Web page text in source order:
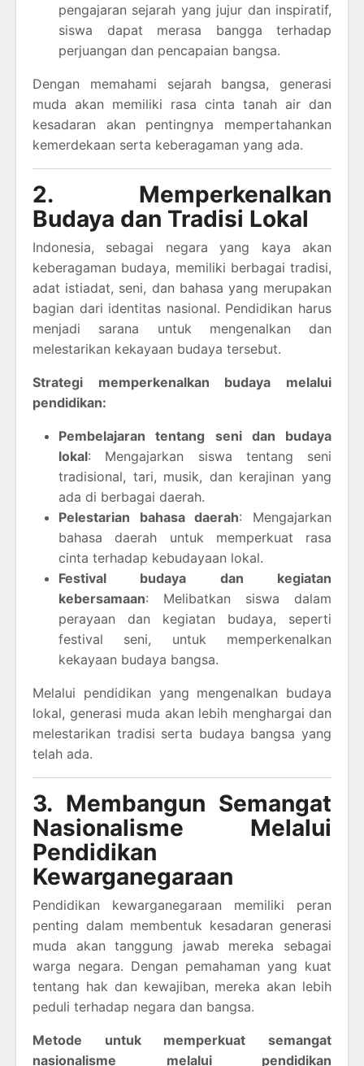
pengajaran sejarah yang jujur dan inspiratif,
siswa dapat merasa bangga terhadap
perjuangan dan pencapaian bangsa.
Dengan memahami sejarah bangsa, generasi
muda akan memiliki rasa cinta tanah air dan
kesadaran akan pentingnya mempertahankan
kemerdekaan serta keberagaman yang ada.
2. Memperkenalkan
Budaya dan Tradisi Lokal
Indonesia, sebagai negara yang kaya akan
keberagaman budaya, memiliki berbagai tradisi,
adat istiadat, seni, dan bahasa yang merupakan
bagian dari identitas nasional. Pendidikan harus
menjadi sarana untuk mengenalkan dan
melestarikan kekayaan budaya tersebut.
Strategi memperkenalkan budaya melalui
pendidikan:
Pembelajaran tentang seni dan budaya
lokal: Mengajarkan siswa tentang seni
tradisional, tari, musik, dan kerajinan yang
ada di berbagai daerah.
Pelestarian bahasa daerah: Mengajarkan
bahasa daerah untuk memperkuat rasa
cinta terhadap kebudayaan lokal.
Festival budaya dan kegiatan
kebersamaan: Melibatkan siswa dalam
perayaan dan kegiatan budaya, seperti
festival seni, untuk memperkenalkan
kekayaan budaya bangsa.
Melalui pendidikan yang mengenalkan budaya
lokal, generasi muda akan lebih menghargai dan
melestarikan tradisi serta budaya bangsa yang
telah ada.
3. Membangun Semangat
Nasionalisme Melalui
Pendidikan
Kewarganegaraan
Pendidikan kewarganegaraan memiliki peran
penting dalam membentuk kesadaran generasi
muda akan tanggung jawab mereka sebagai
warga negara. Dengan pemahaman yang kuat
tentang hak dan kewajiban, mereka akan lebih
peduli terhadap negara dan bangsa.
Metode untuk memperkuat semangat
nasionalisme melalui pendidikan